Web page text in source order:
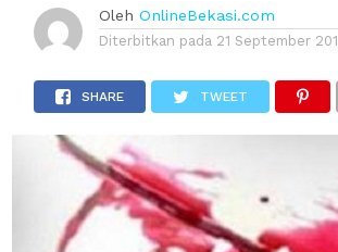
Oleh OnlineBekasi.com
Diterbitkan pada 21 September
SHARE TWEET